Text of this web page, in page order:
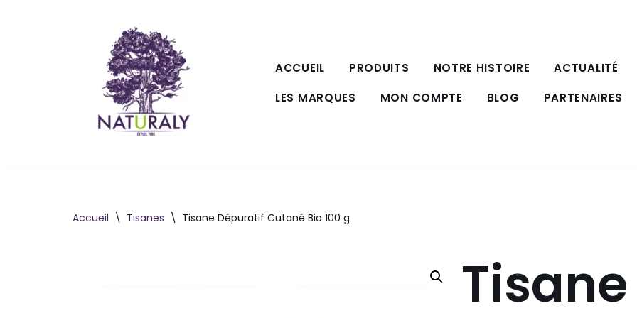
ACCUEIL PRODUITS NOTRE HISTOIRE
ACTUALITÉ
LES MARQUES
MON COMPTE BLOG PARTENAIRES
Accueil \ Tisanes \ Tisane Dépuratif Cutané Bio 100 g
Tisane